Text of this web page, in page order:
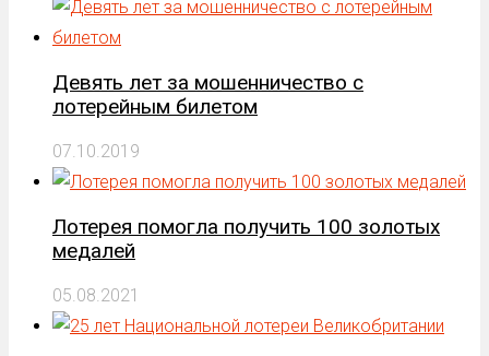
Девять лет за мошенничество с
лотерейным билетом
07.10.2019
Лотерея помогла получить 100 золотых
медалей
05.08.2021